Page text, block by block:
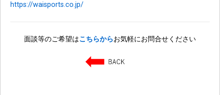
https://waisports.co.jp/
面談等のご希望はこちらからお気軽にお問合せください